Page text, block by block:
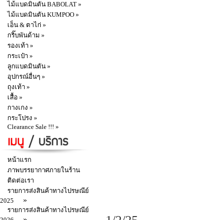
ไม้แบดมินตัน BABOLAT »
ไม้แบดมินตัน KUMPOO »
เอ็น & ตาไก่ »
กริ๊บพันด้าม »
รองเท้า »
กระเป๋า »
ลูกแบดมินตัน »
อุปกรณ์อื่นๆ »
ถุงเท้า »
เสื้อ »
กางเกง »
กระโปรง »
Clearance Sale !!! »
หน้าแรก
ภาพบรรยากาศภายในร้าน
ติดต่อเรา
รายการส่งสินค้าทางไปรษณีย์
2025
»
รายการส่งสินค้าทางไปรษณีย์